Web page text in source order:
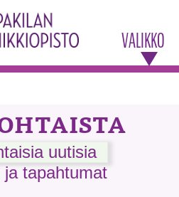
VALIKKO
uutisia
ja tapahtumat